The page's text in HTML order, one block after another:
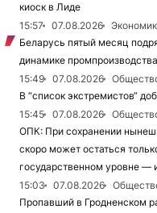
киоск в Лиде
15:57
07.08.2026
Беларусь пятый месяц
динамике промпроизводства
15:49
07.08.2026
В “список экстремистов“
15:45
07.08.2026
ОПК: При сохранении
скоро может остаться
государственном уровне —
15:03
07.08.2026
Пропавший в Гродненском